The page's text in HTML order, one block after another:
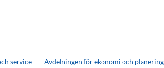
service Avdelningen för ekonomi och planering